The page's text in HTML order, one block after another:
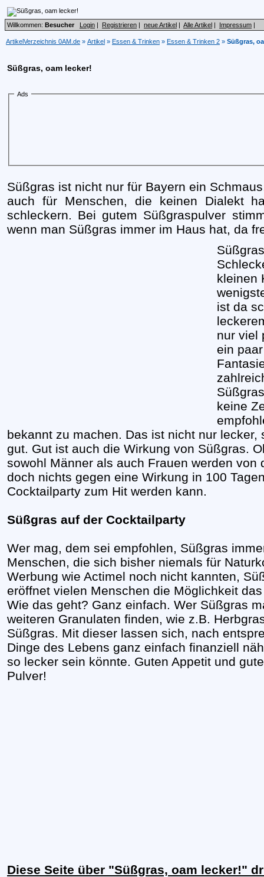
Willkommen: Besucher Login | Registrieren | neue Artikel | Alle Artikel | Impressum |
ArtikelVerzeichnis 0AM.de » Artikel » Essen & Trinken » Essen & Trinken 2 » Süßgras,
Süßgras, oam lecker!
Ads
Süßgras ist nicht nur für Bayern ein
auch für Menschen, die keinen Dialekt
schleckern. Bei gutem Süßgraspulver
wenn man Süßgras immer im Haus hat, da
kleinen
ist da
nur viel
ein
keine
bekannt zu machen. Das ist nicht nur
gut. Gut ist auch die Wirkung von Süßgras.
sowohl Männer als auch Frauen werden
doch nichts gegen eine Wirkung in 100
Cocktailparty zum Hit werden kann.
Süßgras auf der Cocktailparty
Wer mag, dem sei empfohlen, Süßgras
Menschen, die sich bisher niemals für
Werbung wie Actimel noch nicht kannten,
eröffnet vielen Menschen die Möglichkeit
Wie das geht? Ganz einfach. Wer Süßgras
weiteren Granulaten finden, wie z.B.
Süßgras. Mit dieser lassen sich, nach
Dinge des Lebens ganz einfach finanziell
so lecker sein könnte. Guten Appetit und
Pulver!
Diese Seite über "Süßgras, oam lecker!"